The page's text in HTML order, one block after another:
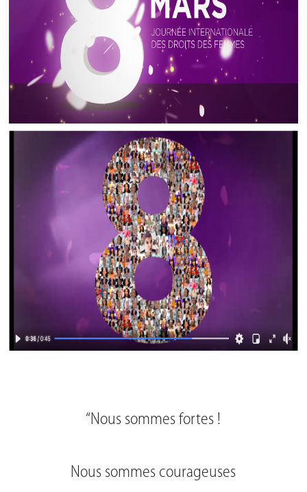
“Nous sommes fortes !
Nous sommes courageuses